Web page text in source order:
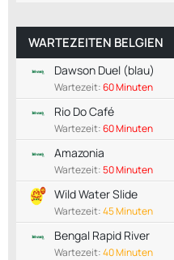
WARTEZEITEN BELGIEN
Dawson Duel (blau)
Wartezeit:60 Minuten
Rio Do Café
Wartezeit:60 Minuten
Amazonia
Wartezeit:50 Minuten
Wild Water Slide
Wartezeit:45 Minuten
Bengal Rapid River
Wartezeit:40 Minuten